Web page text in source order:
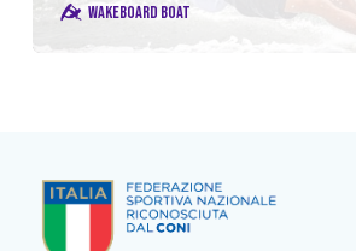
WAKEBOARD BOAT